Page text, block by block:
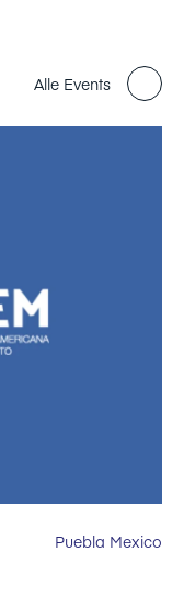
Alle Events
Puebla Mexico